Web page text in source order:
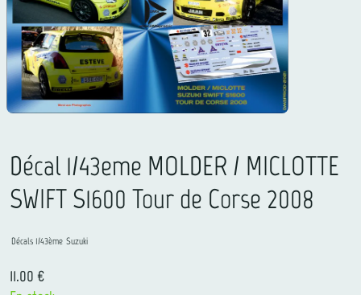
Décal 1/43eme MOLDER / MICLOTTE
SWIFT S1600 Tour de Corse 2008
Décals 1/43ème Suzuki
11.00 €